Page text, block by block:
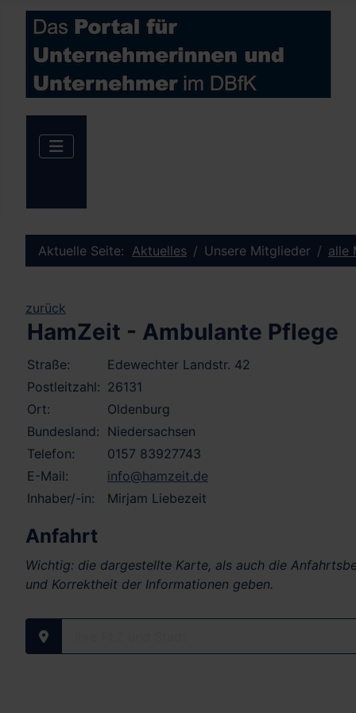
Aktuelle Seite: Aktuelles Unsere Mitglieder alle
zurück
HamZeit - Ambulante Pflege
Straße:
Edewechter Landstr. 42
Postleitzahl: 26131
Ort:
Oldenburg
Bundesland: Niedersachsen
Telefon:
0157 83927743
E-Mail:
info@hamzeit.de
Inhaber/-in:
Mirjam Liebezeit
Anfahrt
Wichtig: die dargestellte Karte, als auch die
und Korrektheit der Informationen geben.
Ihre PLZ und Stadt